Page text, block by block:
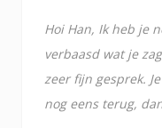
Hoi Han, Ik heb je
verbaasd wat je
zeer fijn gesprek.
nog eens terug,